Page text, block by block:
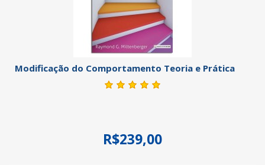
Modificação do Comportamento Teoria e Prática
R$239,00